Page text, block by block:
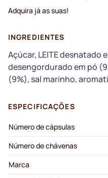
Adquira já as suas!
INGREDIENTES
Açúcar, LEITE desnatado
desengordurado em pó
(9%), sal marinho,
ESPECIFICAÇÕES
Número de cápsulas
Número de chávenas
Marca